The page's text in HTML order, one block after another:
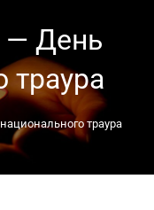
— День
траура
траура